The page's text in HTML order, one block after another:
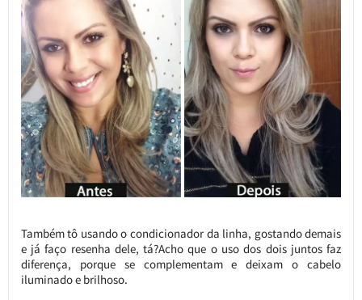
Também tô usando o condicionador da linha, gostando demais
e já faço resenha dele, tá?Acho que o uso dos dois juntos faz
diferença, porque se complementam e deixam o cabelo
iluminado e brilhoso.